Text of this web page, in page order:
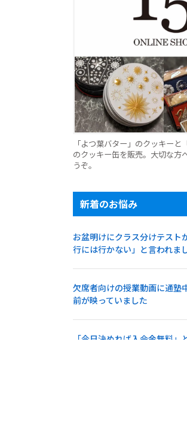
「よつ葉バター」のクッキーと
のクッキー缶を販売。大切な方
うぞ。
新着のお悩み
お盆明けにクラス分けテスト
行には行かない」と言われま
欠席者向けの授業動画に通塾
前が映っていました
「今日決めれば入会金無料」